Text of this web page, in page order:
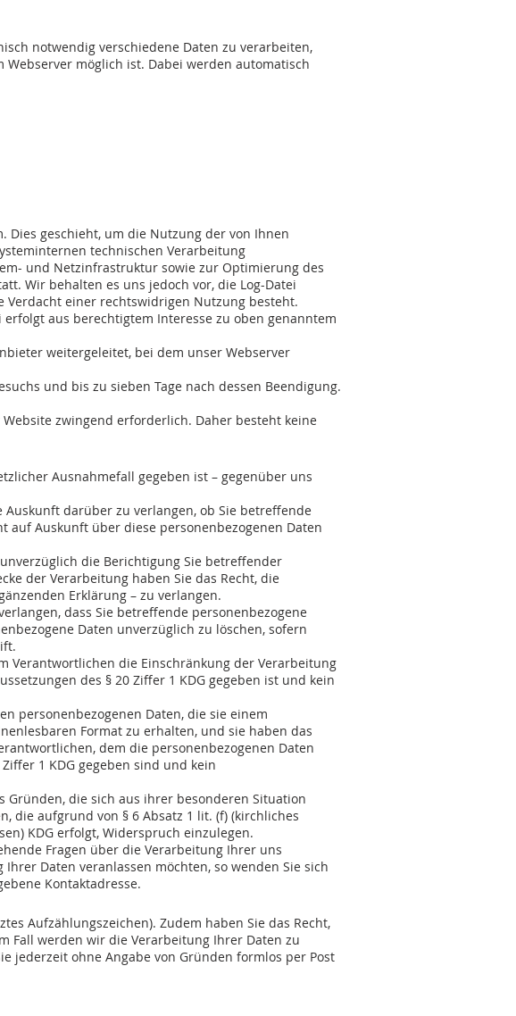
notwendig verschiedene Daten zu verarbeiten,
möglich ist. Dabei werden automatisch
Dies geschieht, um die Nutzung der von Ihnen
technischen Verarbeitung
und Netzinfrastruktur sowie zur Optimierung des
Wir behalten es uns jedoch vor, die Log-Datei
einer rechtswidrigen Nutzung besteht.
aus berechtigtem Interesse zu oben genanntem
weitergeleitet, bei dem unser Webserver
und bis zu sieben Tage nach dessen Beendigung.
zwingend erforderlich. Daher besteht keine
Ausnahmefall gegeben ist – gegenüber uns
Auskunft darüber zu verlangen, ob Sie betreffende
auf Auskunft über diese personenbezogenen Daten
die Berichtigung Sie betreffender
der Verarbeitung haben Sie das Recht, die
Erklärung – zu verlangen.
dass Sie betreffende personenbezogene
Daten unverzüglich zu löschen, sofern
Verantwortlichen die Einschränkung der Verarbeitung
des § 20 Ziffer 1 KDG gegeben ist und kein
personenbezogenen Daten, die sie einem
Format zu erhalten, und sie haben das
dem die personenbezogenen Daten
1 KDG gegeben sind und kein
Gründen, die sich aus ihrer besonderen Situation
die aufgrund von § 6 Absatz 1 lit. (f) (kirchliches
KDG erfolgt, Widerspruch einzulegen.
Fragen über die Verarbeitung Ihrer uns
Daten veranlassen möchten, so wenden Sie sich
Kontaktadresse.
Aufzählungszeichen). Zudem haben Sie das Recht,
Fall werden wir die Verarbeitung Ihrer Daten zu
jederzeit ohne Angabe von Gründen formlos per Post